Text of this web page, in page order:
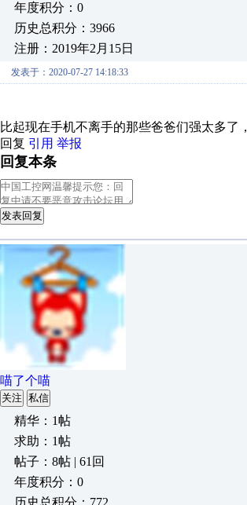
年度积分：0
历史总积分：3966
注册：2019年2月15日
发表于：2020-07-27 14:18:33
比起现在手机不离手的那些爸爸们强太多了，
回复 引用 举报
回复本条
发表回复
喵了个喵
关注 私信
精华：1帖
求助：1帖
帖子：8帖 | 61回
年度积分：0
历史总积分：772